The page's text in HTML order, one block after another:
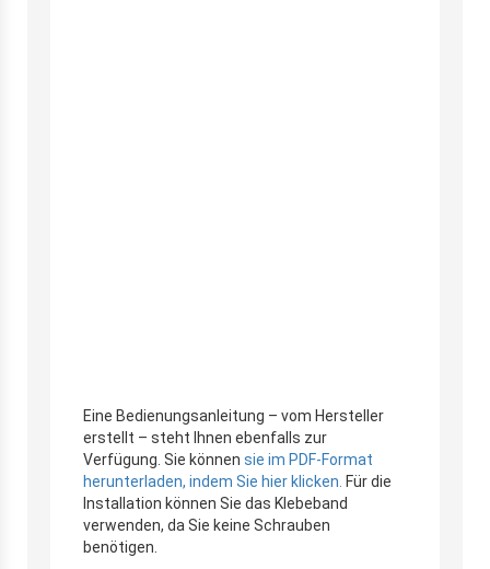
Eine Bedienungsanleitung – vom Hersteller
erstellt – steht Ihnen ebenfalls zur
Verfügung. Sie können sie im PDF-Format
herunterladen, indem Sie hier klicken. Für die
Installation können Sie das Klebeband
verwenden, da Sie keine Schrauben
benötigen.